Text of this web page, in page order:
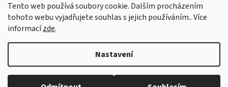
Tento web používá soubory cookie. Dalším procházením
tohoto webu vyjadřujete souhlas s jejich používáním.. Více
informacízde.
Nastavení
Sobota: 10:00 - 14:45
Copyright 2026U Džoudyho. Všechna práva vyhrazena.